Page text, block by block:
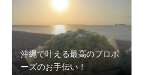
沖縄で叶える最高のプロポ
ーズのお手伝い！